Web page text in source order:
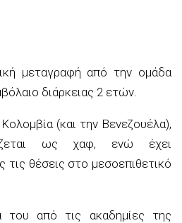
μεταγραφή από την ομάδα
διάρκειας 2 ετών.
(και την Βενεζουέλα),
ως χαφ, ενώ έχει
τις θέσεις στο μεσοεπιθετικό
του από τις ακαδημίες της